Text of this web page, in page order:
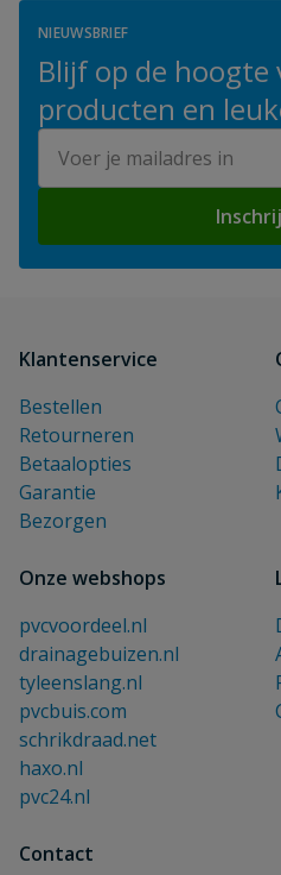
NIEUWSBRIEF
Blijf op de hoogte
producten en
Klantenservice
Bestellen
Retourneren
Betaalopties
Garantie
Bezorgen
Onze webshops
pvcvoordeel.nl
drainagebuizen.nl
tyleenslang.nl
pvcbuis.com
schrikdraad.net
haxo.nl
pvc24.nl
Contact